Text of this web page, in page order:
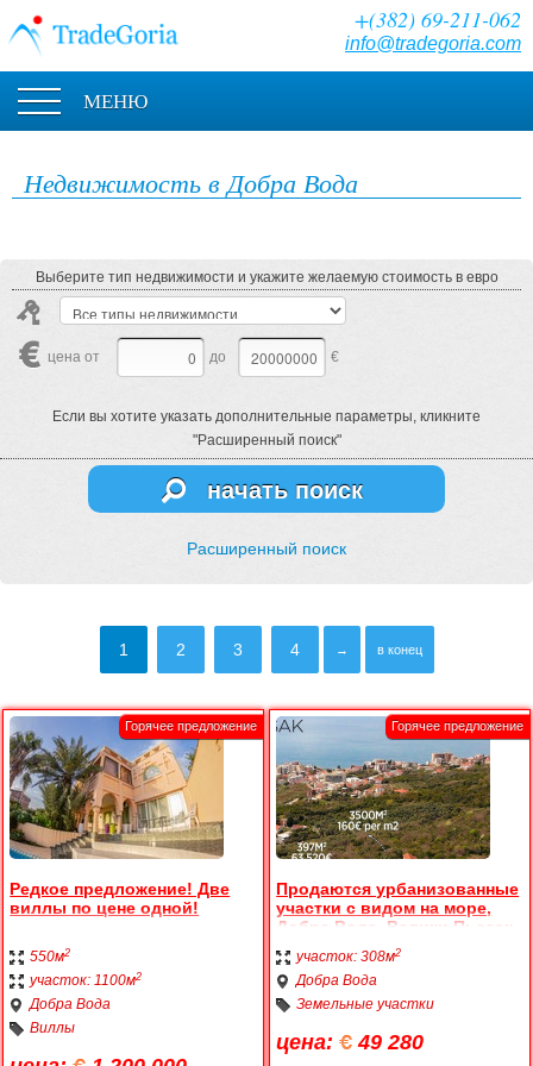
+(382) 69-211-062
info@tradegoria.com
МЕНЮ
Недвижимость в Добра Вода
Выберите тип недвижимости и укажите желаемую стоимость в евро
цена от до €
Если вы хотите указать дополнительные параметры, кликните
"Расширенный поиск"
начать поиск
Расширенный поиск
1 2 3 4 → в конец
Редкое предложение! Две
виллы по цене одной!
550м2
участок: 1100м2
Добра Вода
Виллы
Продаются урбанизованные
участки с видом на море,
Добра Вода, Велики Пьесак
участок: 308м2
Добра Вода
Земельные участки
цена: 49 280